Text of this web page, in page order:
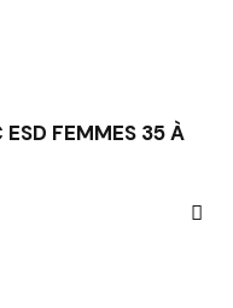
ESD FEMMES 35 À